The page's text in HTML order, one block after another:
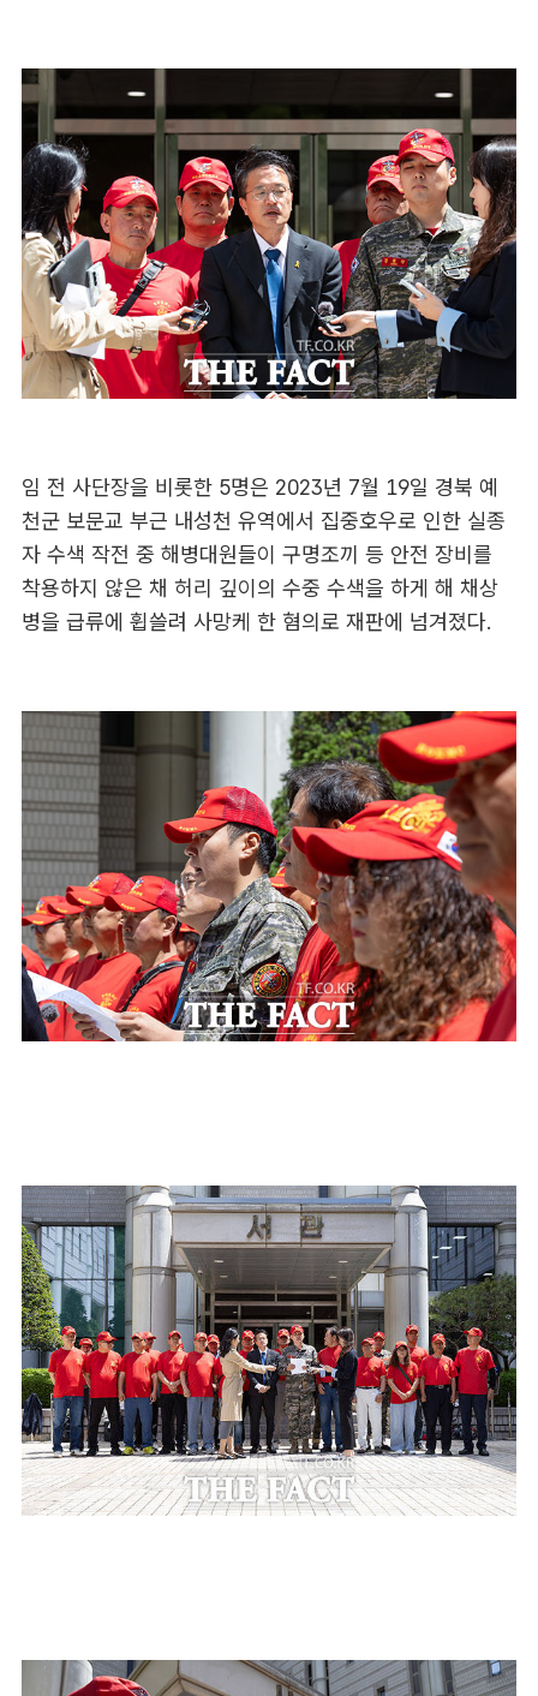
임 전 사단장을 비롯한 5명은 2023년 7월 19일 경북 예
천군 보문교 부근 내성천 유역에서 집중호우로 인한 실종
자 수색 작전 중 해병대원들이 구명조끼 등 안전 장비를
착용하지 않은 채 허리 깊이의 수중 수색을 하게 해 채상
병을 급류에 휩쓸려 사망케 한 혐의로 재판에 넘겨졌다.